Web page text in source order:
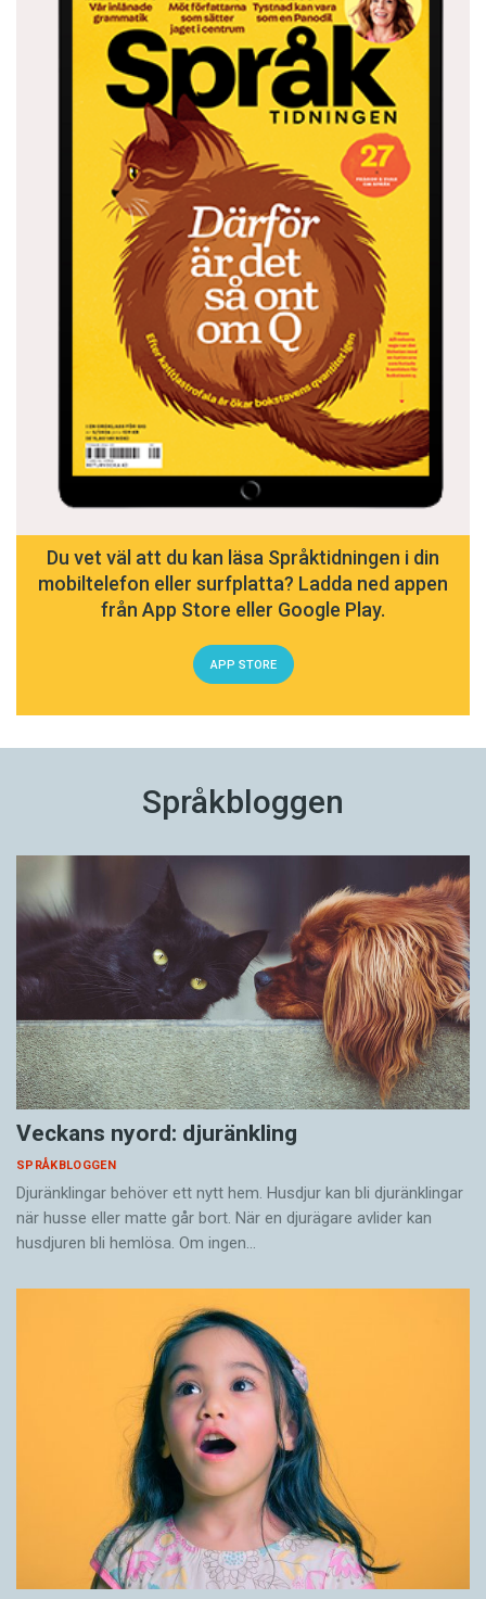
Du vet väl att du kan läsa Språktidningen i din
mobiltelefon eller surfplatta? Ladda ned appen
från App Store eller Google Play.
APP STORE
Språkbloggen
Veckans nyord: djuränkling
SPRÅKBLOGGEN
Djuränklingar behöver ett nytt hem. Husdjur kan bli djuränklingar
när husse eller matte går bort. När en djurägare avlider kan
husdjuren bli hemlösa. Om ingen…